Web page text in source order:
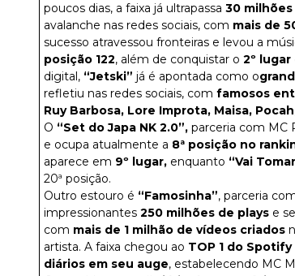
poucos dias, a faixa já ultrapassa 30
avalanche nas redes sociais, com mais de
sucesso atravessou fronteiras e levou a
posição 122, além de conquistar o 2º
digital, “Jetski” já é apontada como o
refletiu nas redes sociais, com famosos
Ruy Barbosa, Lore Improta, Maisa,
O “Set do Japa NK 2.0”, parceria com MC
e ocupa atualmente a 8ª posição no
aparece em 9º lugar, enquanto “Vai
20ª posição.
Outro estouro é “Famosinha”, parceria
impressionantes 250 milhões de plays e
com mais de 1 milhão de vídeos criados
artista. A faixa chegou ao TOP 1 do Spotify
diários em seu auge, estabelecendo MC